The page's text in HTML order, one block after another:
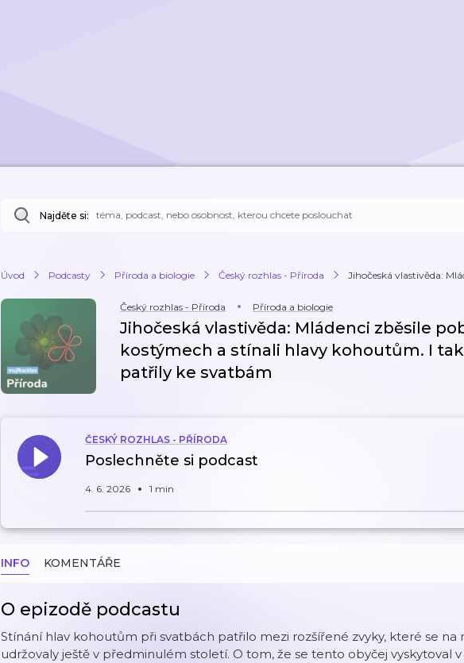
Najděte si:
Úvod Podcasty Příroda a biologie Český rozhlas - Příroda Jihočeská vlastivěda:
Český rozhlas - Příroda Příroda a biologie
Jihočeská vlastivěda: Mládenci zběsile
kostýmech a stínali hlavy kohoutům. I
patřily ke svatbám
ČESKÝ ROZHLAS - PŘÍRODA
Poslechněte si podcast
4. 6. 2026 1 min
INFO KOMENTÁŘE
O epizodě podcastu
Stínání hlav kohoutům při svatbách patřilo mezi rozšířené zvyky, které se na
udržovaly ještě v předminulém století. O tom, že se tento obyčej vyskytoval